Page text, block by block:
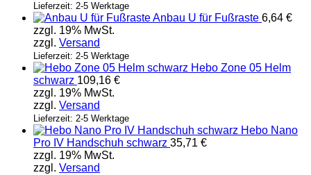
Lieferzeit: 2-5 Werktage
Anbau U für Fußraste 6,64 €
zzgl. 19% MwSt.
zzgl. Versand
Lieferzeit: 2-5 Werktage
Hebo Zone 05 Helm
schwarz 109,16 €
zzgl. 19% MwSt.
zzgl. Versand
Lieferzeit: 2-5 Werktage
Hebo Nano
Pro IV Handschuh schwarz 35,71 €
zzgl. 19% MwSt.
zzgl. Versand